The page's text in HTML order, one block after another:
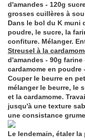
d'amandes - 120g
grosses cuillères à
Dans le bol du K muni
poudre, le sucre, la
confiture. Mélanger.
Streusel à la
d'amandes - 90g
cardamome en poudre -
Couper le beurre en
mélanger le beurre, le
et la cardamome.
jusqu'à une texture
une consistance
Le lendemain, étaler